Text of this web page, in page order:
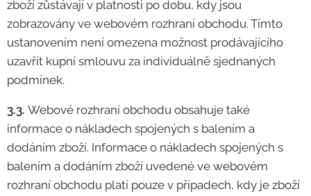
zboží zůstávají v platnosti po dobu, kdy jsou
zobrazovány ve webovém rozhraní obchodu. Tímto
ustanovením není omezena možnost prodávajícího
uzavřít kupní smlouvu za individuálně sjednaných
podmínek.
3.3. Webové rozhraní obchodu obsahuje také
informace o nákladech spojených s balením a
dodáním zboží. Informace o nákladech spojených s
balením a dodáním zboží uvedené ve webovém
rozhraní obchodu platí pouze v případech, kdy je zboží